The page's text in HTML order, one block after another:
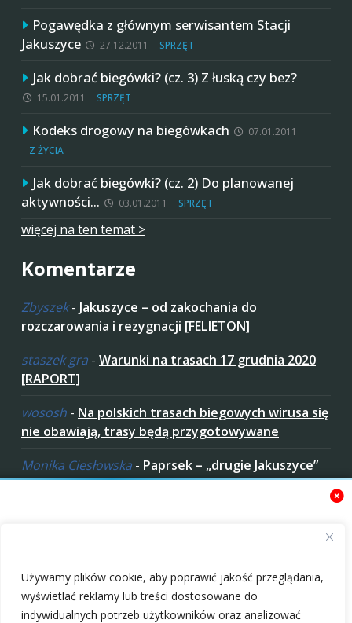
Używamy plików cookie, aby poprawić jakość przeglądania,
wyświetlać reklamy lub treści dostosowane do
indywidualnych potrzeb użytkowników oraz analizować
Pogawędka z głównym serwisantem Stacji
Jakuszyce
27.12.2011 SPRZĘT
Jak dobrać biegówki? (cz. 3) Z łuską czy bez?
15.01.2011 SPRZĘT
Kodeks drogowy na biegówkach
07.01.2011
Z ŻYCIA
Jak dobrać biegówki? (cz. 2) Do planowanej
aktywności…
03.01.2011 SPRZĘT
więcej na ten temat >
Komentarze
Zbyszek- Jakuszyce – od zakochania do
rozczarowania i rezygnacji [FELIETON]
staszek gra - Warunki na trasach 17 grudnia 2020
[RAPORT]
wososh - Na polskich trasach biegowych wirusa się
nie obawiają, trasy będą przygotowywane
Monika Ciesłowska - Paprsek – „drugie Jakuszyce”
w „czeskich Bieszczadach”